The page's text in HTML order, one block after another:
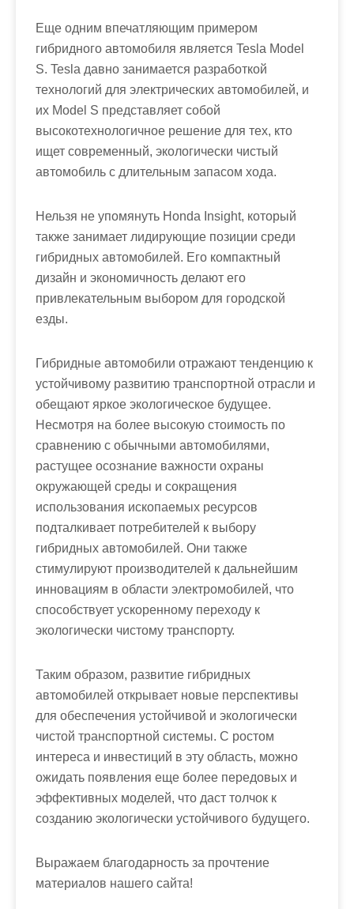
Еще одним впечатляющим примером
гибридного автомобиля является Tesla Model
S. Tesla давно занимается разработкой
технологий для электрических автомобилей, и
их Model S представляет собой
высокотехнологичное решение для тех, кто
ищет современный, экологически чистый
автомобиль с длительным запасом хода.
Нельзя не упомянуть Honda Insight, который
также занимает лидирующие позиции среди
гибридных автомобилей. Его компактный
дизайн и экономичность делают его
привлекательным выбором для городской
езды.
Гибридные автомобили отражают тенденцию к
устойчивому развитию транспортной отрасли и
обещают яркое экологическое будущее.
Несмотря на более высокую стоимость по
сравнению с обычными автомобилями,
растущее осознание важности охраны
окружающей среды и сокращения
использования ископаемых ресурсов
подталкивает потребителей к выбору
гибридных автомобилей. Они также
стимулируют производителей к дальнейшим
инновациям в области электромобилей, что
способствует ускоренному переходу к
экологически чистому транспорту.
Таким образом, развитие гибридных
автомобилей открывает новые перспективы
для обеспечения устойчивой и экологически
чистой транспортной системы. С ростом
интереса и инвестиций в эту область, можно
ожидать появления еще более передовых и
эффективных моделей, что даст толчок к
созданию экологически устойчивого будущего.
Выражаем благодарность за прочтение
материалов нашего сайта!